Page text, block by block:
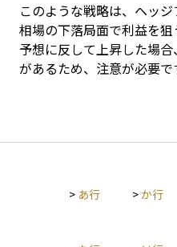
このような戦略は、ヘッ
相場の下落局面で利益を
予想に反して上昇した場
があるため、注意が必要で
> あ行 >か行